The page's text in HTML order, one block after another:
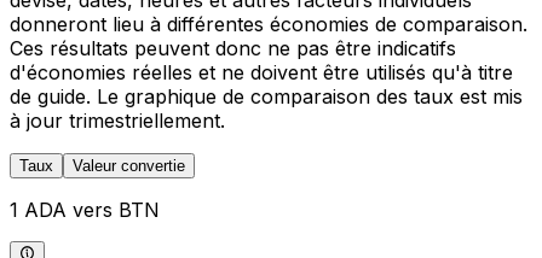
donneront lieu à différentes économies de comparaison.
Ces résultats peuvent donc ne pas être indicatifs
d'économies réelles et ne doivent être utilisés qu'à titre
de guide. Le graphique de comparaison des taux est mis
à jour trimestriellement.
Taux Valeur convertie
1 ADA vers BTN